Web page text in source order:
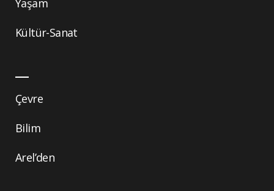
Yaşam
Kültür-Sanat
Çevre
Bilim
Arel’den